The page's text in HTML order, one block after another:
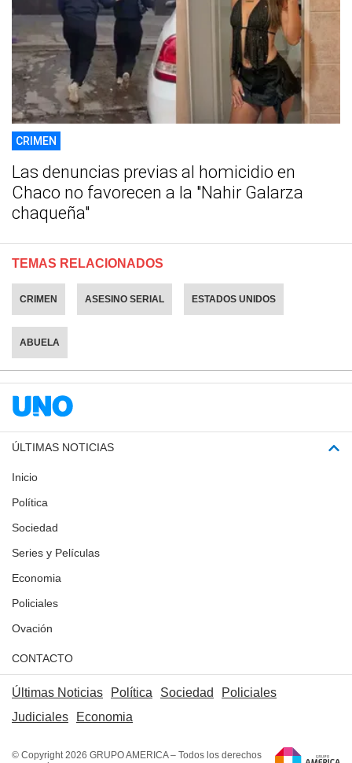
CRIMEN
Las denuncias previas al homicidio en
Chaco no favorecen a la "Nahir Galarza
chaqueña"
TEMAS RELACIONADOS
CRIMEN ASESINO SERIAL ESTADOS UNIDOS
ABUELA
ÚLTIMAS NOTICIAS
Inicio
Política
Sociedad
Series y Películas
Economia
Policiales
Ovación
CONTACTO
Últimas Noticias Política Sociedad
Policiales
Judiciales
Economia
© Copyright 2026 GRUPO AMERICA – Todos los derechos